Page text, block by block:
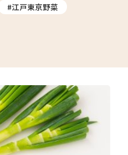
#江戸東京野菜